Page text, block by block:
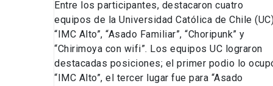
Entre los participantes, destacaron cuatro
equipos de la Universidad Católica de Chile
“IMC Alto”, “Asado Familiar”, “Choripunk” y
“Chirimoya con wifi”. Los equipos UC lograron
destacadas posiciones; el primer podio lo
“IMC Alto”, el tercer lugar fue para “Asado